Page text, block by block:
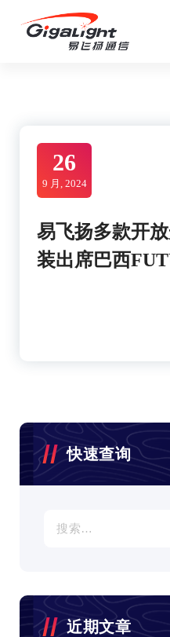
26
9 月, 2024
易飞扬多款开
装出席巴西
快速查询
索：
近期文章